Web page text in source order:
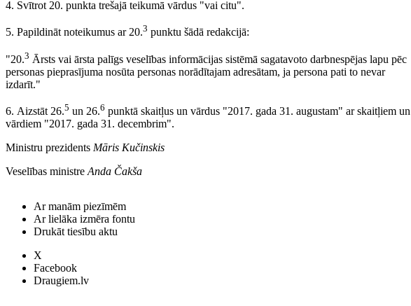
4. Svītrot 20. punkta trešajā teikumā vārdus "vai citu".
5. Papildināt noteikumus ar 20.3 punktu šādā redakcijā:
"20.3 Ārsts vai ārsta palīgs veselības informācijas sistēmā sagatavoto darbnespējas lapu pēc
personas pieprasījuma nosūta personas norādītajam adresātam, ja persona pati to nevar
izdarīt."
6. Aizstāt 26.5 un 26.6 punktā skaitļus un vārdus "2017. gada 31. augustam" ar skaitļiem un
vārdiem "2017. gada 31. decembrim".
Ministru prezidents Māris Kučinskis
Veselības ministreAnda Čakša
Ar manām piezīmēm
Ar lielāka izmēra fontu
Drukāt tiesību aktu
X
Facebook
Draugiem.lv